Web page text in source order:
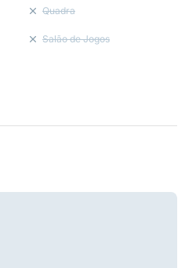
Quadra
Salão de Jogos